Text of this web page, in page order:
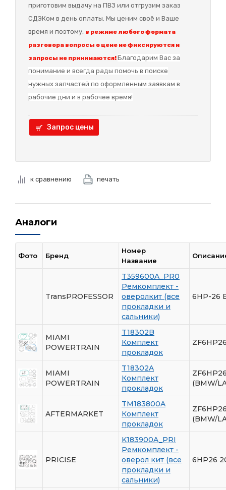
приготовим выдачу на ПВЗ или отгрузим заказ
СДЭКом в день оплаты. Мы ценим своё и Ваше
время и поэтому, в режиме любого формата
разговора вопросы о цене не фиксируются и
запросы не принимаются!Благодарим Вас за
понимание и всегда рады помочь в поиске
нужных запчастей по оформленным заявкам в
рабочие дни и в рабочее время!
Запрос цены
к сравнению печать
Аналоги
Фото Бренд
Номер
Название
TransPROFESSOR
T359600A_PR0
Ремкомплект -
оверолкит (все
прокладки и
сальники)
6HP-26
MIAMI
POWERTRAIN
T18302B
Комплект
прокладок
MIAMI
POWERTRAIN
T18302A
Комплект
прокладок
(BMW/
AFTERMARKET
TM183800A
Комплект
прокладок
(BMW/
PRICISE
K183900A_PRI
Ремкомплект -
оверол кит (все
прокладки и
сальники)
6HP26